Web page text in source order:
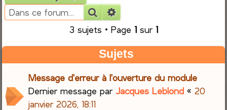
c
Rechercher
3 sujets • Page 1sur 1
Sujets
Message d'erreur à l'ouverture du module
Dernier message parJacques Leblond «20
janvier 2026, 18:11